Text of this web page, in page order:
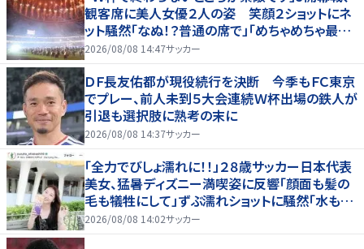
観客席に美人女優２人の姿 笑顔２ショットにネ
ット騒然「なぬ！？普通の席で」「めちゃめちゃ最上
級に可愛すぎ」
2026/08/08 14:47サッカー
ＤＦ長友佑都が現役続行を決断 今季もＦＣ東京
でプレー、前人未到５大会連続Ｗ杯出場の鉄人が
引退も選択肢に熟考の末に
2026/08/08 14:37サッカー
「全力でびしょ濡れに！！」２８歳サッカー日本代表
美女、猛暑ディズニー満喫姿に反響「顔面も髪の
毛も犠牲にして」ずぶ濡れショットに騒然「水も滴
る」「女優さんかと」
2026/08/08 14:02サッカー